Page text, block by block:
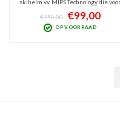
skihelm v.v. MIPS Technology die voor
zowel mannen als vrouwen prima
allround bescherming biedt aan
skiërs die geen extreme dingen
€150,00 €99,00
OP VOORRAAD